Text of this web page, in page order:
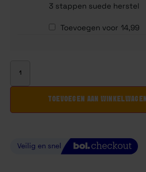
3 stappen suede herstel
Toevoegen voor14,99
TOEVOEGEN AAN WINKELWAGEN